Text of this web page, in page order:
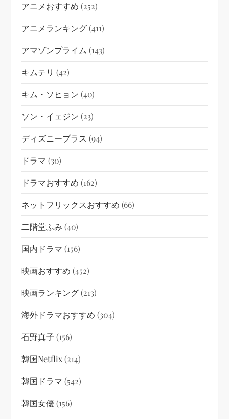
アニメおすすめ (252)
アニメランキング(411)
アマゾンプライム (143)
キムテリ (42)
キム・ソヒョン (40)
ソン・イェジン (23)
ディズニープラス (94)
ドラマ (30)
ドラマおすすめ (162)
ネットフリックスおすすめ (66)
二階堂ふみ (40)
国内ドラマ (156)
映画おすすめ (452)
映画ランキング(213)
海外ドラマおすすめ (304)
石野真子 (156)
韓国netflix(214)
韓国ドラマ (542)
韓国女優(156)